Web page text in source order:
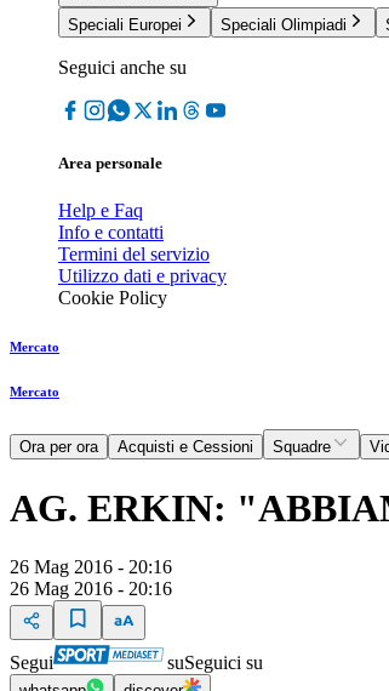
Speciali Europei
Speciali Olimpiadi
Seguici anche su
Area personale
Help e Faq
Info e contatti
Termini del servizio
Utilizzo dati e privacy
Cookie Policy
Mercato
Mercato
Ora per ora Acquisti e Cessioni Squadre
AG. ERKIN:
26 Mag 2016 - 20:16
26 Mag 2016 - 20:16
Segui suSeguici su